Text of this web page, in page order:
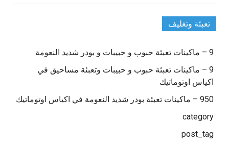
تعبئة وتغليف
9 – ماكينات تعبئة حبوب و حبيبات و بودر شديد النعومة
9 – ماكينات تعبئة حبوب و حبيبات وتعبئة مساحيق في
اكياس اوتوماتيك
950 – ماكينات تعبئة بودر شديد النعومة في اكياس اوتوماتيك
category
post_tag